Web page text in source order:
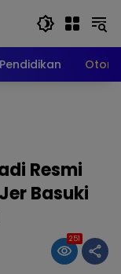
Pendidikan
Resmi
Basuki
251